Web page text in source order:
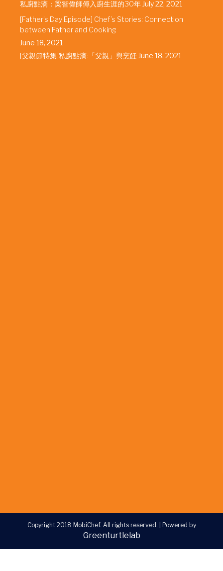
私廚點滴：梁智偉師傅入廚生涯的30年 July 22, 2021
[Father’s Day Episode] Chef’s Stories: Connection
between Father and Cooking
June 18, 2021
[父親節特集]私廚點滴:「父親」與烹飪 June 18, 2021
Copyright 2018 MobiChef. All rights reserved. Powered by
Greenturtlelab